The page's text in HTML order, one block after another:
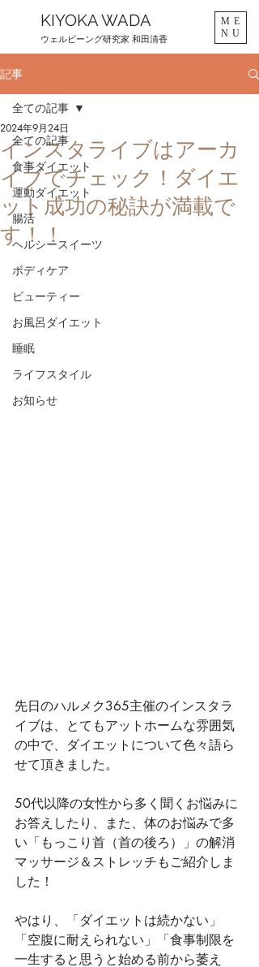
KIYOKA WADA
ウェルビーング研究家 和田清香
ME
NU
記事
全ての記事
食事ダイエット
運動ダイエット
腸活
ヘルシースイーツ
ボディケア
ビューティー
お風呂ダイエット
睡眠
ライフスタイル
お知らせ
全ての記事
インスタライブはアーカ
イブでチェック！ダイエ
ット成功の秘訣が満載で
す！！
2024年9月24日
先日のハルメク365主催のインスタラ
イブは、とてもアットホームな雰囲気
の中で、ダイエットについて色々語ら
せて頂きました。
50代以降の女性から多く聞くお悩みに
お答えしたり、また、体のお悩みで多
い「もっこり首（首の後ろ）」の解消
マッサージ＆ストレッチもご紹介しま
した！
やはり、「ダイエットは続かない」
「空腹に耐えられない」「食事制限を
一生すると思うと始める前から萎え